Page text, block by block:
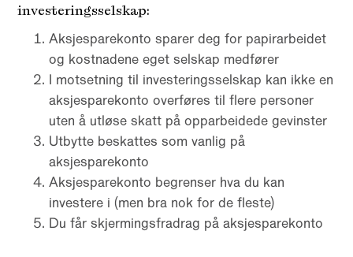
investeringsselskap:
Aksjesparekonto sparer deg for papirarbeidet
og kostnadene eget selskap medfører
I motsetning til investeringsselskap kan ikke en
aksjesparekonto overføres til flere personer
uten å utløse skatt på opparbeidede gevinster
Utbytte beskattes som vanlig på
aksjesparekonto
Aksjesparekonto begrenser hva du kan
investere i (men bra nok for de fleste)
Du får skjermingsfradrag på aksjesparekonto